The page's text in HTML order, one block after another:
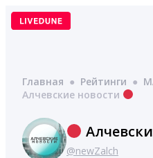
Перейти
Главная ● Рейтинги ●
Алчевские новости
@newZalch